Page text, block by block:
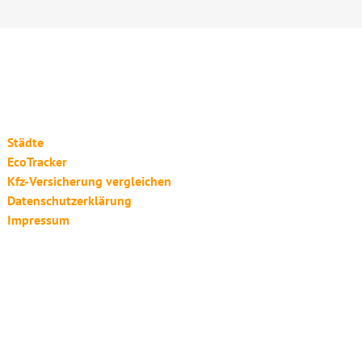
Städte
EcoTracker
Kfz-Versicherung vergleichen
Datenschutzerklärung
Impressum